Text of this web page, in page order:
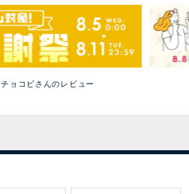
チョコビさんのレビュー